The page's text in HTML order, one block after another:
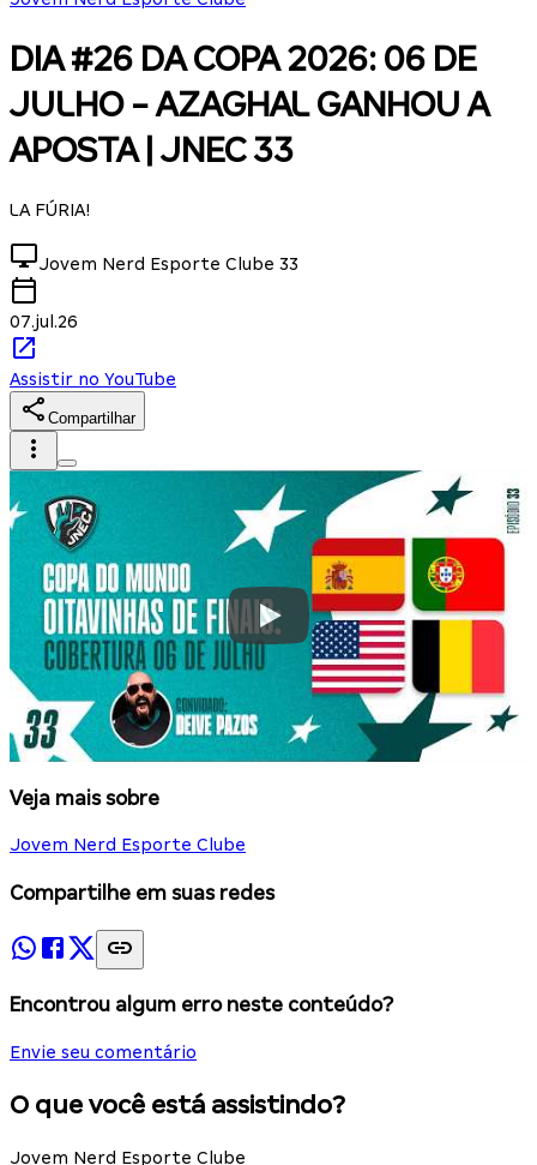
DIA #26 DA COPA 2026: 06 DE
JULHO - AZAGHAL GANHOU A
APOSTA | JNEC 33
LA FÚRIA!
Jovem Nerd Esporte Clube 33
07.jul.26
Assistir no YouTube
Compartilhar
Veja mais sobre
Jovem Nerd Esporte Clube
Compartilhe em suas redes
Encontrou algum erro neste conteúdo?
Envie seu comentário
O que você está assistindo?
Jovem Nerd Esporte Clube